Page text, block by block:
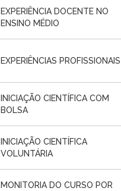
EXPERIÊNCIA DOCENTE NO
ENSINO MÉDIO
EXPERIÊNCIAS PROFISSIONAIS
INICIAÇÃO CIENTÍFICA COM
BOLSA
INICIAÇÃO CIENTÍFICA
VOLUNTÁRIA
MONITORIA DO CURSO POR